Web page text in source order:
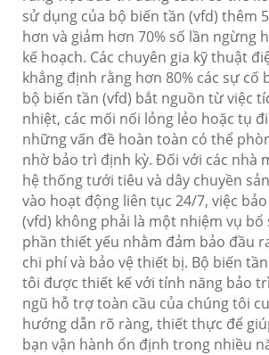
sử dụng của bộ biến tần (vfd) thêm
hơn và giảm hơn 70% số lần ngừng
kế hoạch. Các chuyên gia kỹ thuật
khẳng định rằng hơn 80% các sự cố
bộ biến tần (vfd) bắt nguồn từ việc
nhiệt, các mối nối lỏng lẻo hoặc tụ
những vấn đề hoàn toàn có thể
nhờ bảo trì định kỳ. Đối với các nhà
hệ thống tưới tiêu và dây chuyền
vào hoạt động liên tục 24/7, việc
(vfd) không phải là một nhiệm vụ
phần thiết yếu nhằm đảm bảo đầu
chi phí và bảo vệ thiết bị. Bộ biến
tôi được thiết kế với tính năng bảo
ngũ hỗ trợ toàn cầu của chúng tôi
hướng dẫn rõ ràng, thiết thực để
bạn vận hành ổn định trong nhiều